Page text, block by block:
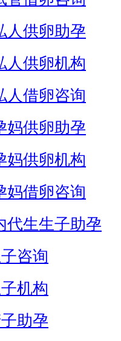
人供卵助孕
人供卵机构
人借卵咨询
妈供卵助孕
妈供卵机构
妈借卵咨询
代生生子助孕
咨询
机构
助孕